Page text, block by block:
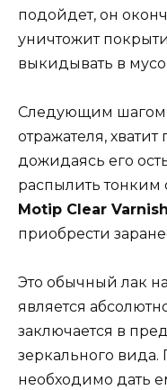
подойдет, он
уничтожит
выкидывать в
Следующим шагом
отражателя,
дожидаясь его
распылить тонким
Motip Clear Varnish
приобрести
Это обычный лак
является
заключается в
зеркального вида.
необходимо дать